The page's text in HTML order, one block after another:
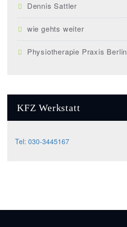
Dennis Sattler
wie gehts weiter
Physiotherapie Praxis Berlin
KFZ Werkstatt
Tel: 030-3445167